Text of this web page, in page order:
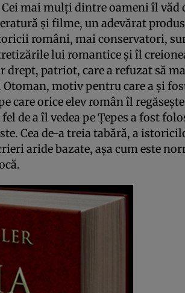
mai mulţi dintre oameni îl văd
şi filme, un adevărat
români, mai conservatori,
lui romantice şi îl
patriot, care a refuzat să
motiv pentru care a şi
care orice elev român îl
de a îl vedea pe Ţepes a fost
Cea de-a treia tabără, a
aride bazate, aşa cum este